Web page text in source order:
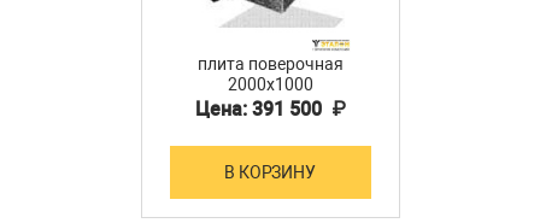
плита поверочная
2000х1000
Цена: 391 500 ₽
В КОРЗИНУ